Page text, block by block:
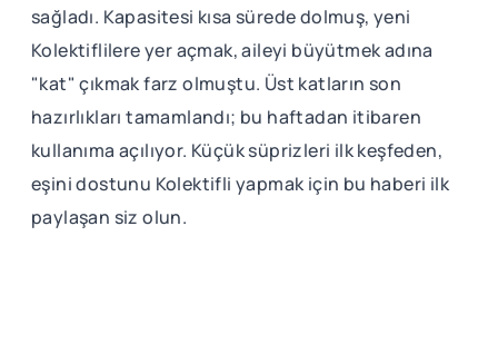
sağladı. Kapasitesi kısa sürede dolmuş, yeni
Kolektiflilere yer açmak, aileyi büyütmek adına
"kat" çıkmak farz olmuştu. Üst katların son
hazırlıkları tamamlandı; bu haftadan itibaren
kullanıma açılıyor. Küçük süprizleri ilk keşfeden,
eşini dostunu Kolektifli yapmak için bu haberi ilk
paylaşan siz olun.